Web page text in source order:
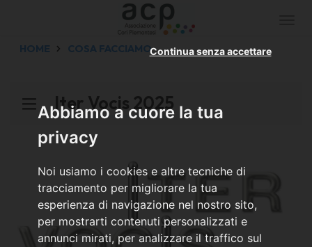
Abbiamo a cuore la tua
privacy
Noi usiamo i cookies e altre tecniche di
tracciamento per migliorare la tua
esperienza di navigazione nel nostro sito,
per mostrarti contenuti personalizzati e
annunci mirati, per analizzare il traffico sul
Continua senza accettare
HOME COSA FACCIAMO
Iter Vocis 2025